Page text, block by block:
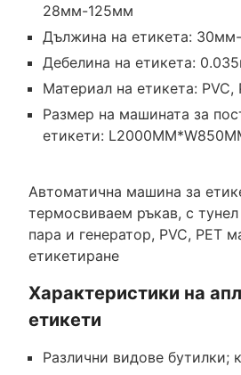
28мм-125мм
Дължина на етикета:
Дебелина на етикета:
Материал на етикета: PVC,
Размер на машината за
етикети:
Автоматична машина за
термосвиваем ръкав, с тунел
пара и генератор, PVC, PET
етикетиране
Характеристики на
етикети
Различни видове бутилки;